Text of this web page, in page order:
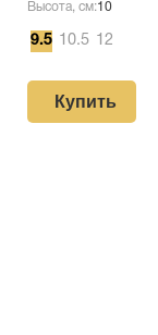
Высота, см:10
9.5 10.5 12
Купить